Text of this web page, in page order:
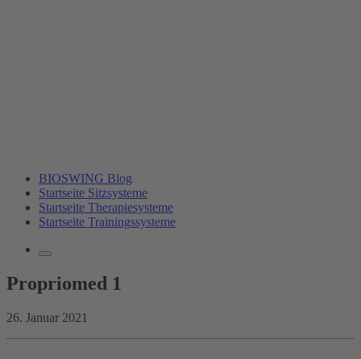
BIOSWING Blog
Startseite Sitzsysteme
Startseite Therapiesysteme
Startseite Trainingssysteme
Propriomed 1
26. Januar 2021